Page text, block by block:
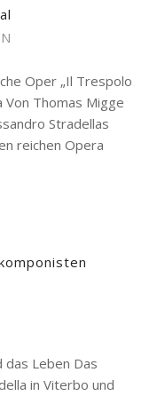
Oper „Il Trespolo
Von Thomas Migge
Stradellas
reichen Opera
das Leben Das
in Viterbo und